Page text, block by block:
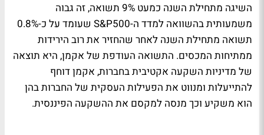
השיגה מתחילת השנה כמעט 9% תשואה, זה גבוה
משמעותית בהשוואה למדד ה-S&P500 שעומד על כ-0.8%
תשואה מתחילת השנה לאחר שהחזיר את רוב הירידות
ממתיחות המכסים. התשואה העודפת של אקמן, היא תוצאה
של מדיניות השקעה אקטיבית בחברות, אקמן דוחף
להתייעלות ומנווט את הפעילות העסקית של החברות בהן
הוא משקיע וכך מנסה למקסם את ההשקעה הפיננסית.